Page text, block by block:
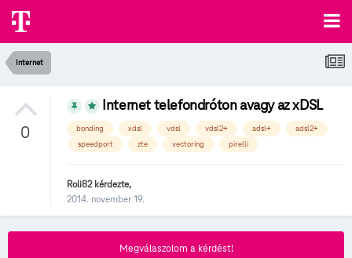
Internet
0
Internet telefondróton avagy az xDSL
bonding xdsl vdsl vdsl2+ adsl+
adsl2+
speedport
zte vectoring pirelli
Roli82kérdezte,
2014. november 19.
Megválaszolom a kérdést!